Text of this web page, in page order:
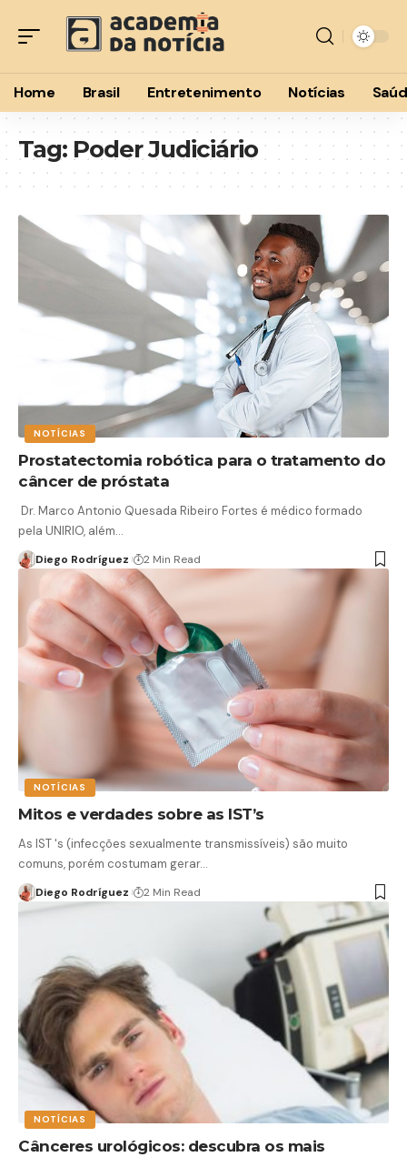
Home Brasil Entretenimento Notícias
Tag: Poder Judiciário
NOTÍCIAS
Prostatectomia robótica para o tratamento do
câncer de próstata
Dr. Marco Antonio Quesada Ribeiro Fortes é médico formado
pela UNIRIO, além…
Diego Rodríguez 2 Min Read
NOTÍCIAS
Mitos e verdades sobre as IST’s
As IST 's (infecções sexualmente transmissíveis) são muito
comuns, porém costumam gerar…
Diego Rodríguez 2 Min Read
NOTÍCIAS
Cânceres urológicos: descubra os mais